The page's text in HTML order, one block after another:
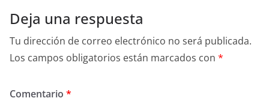
Deja una respuesta
Tu dirección de correo electrónico no será publicada.
Los campos obligatorios están marcados con *
Comentario *